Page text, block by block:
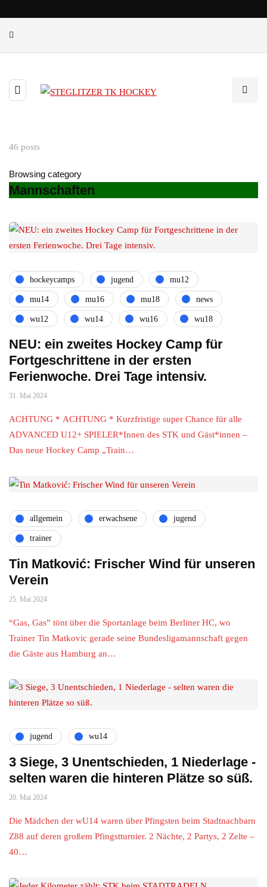
46 posts
Browsing category
Mannschaften
hockeycamps jugend mu12
mu14 mu16 mu18 news
wu12 wu14 wu16 wu18
NEU: ein zweites Hockey Camp für
Fortgeschrittene in der ersten
Ferienwoche. Drei Tage intensiv.
31. Mai 2024
ACHTUNG * ACHTUNG * Kurzfristige super Chance für alle
ADVANCED U12+ SPIELER*Innen des STK und Gäst*innen –
Das neue Hockey Camp „Train…
allgemein erwachsene jugend
trainer
Tin Matković: Frischer Wind für unseren
Verein
25. Mai 2024
“Gas, Gas” tönt über die Sportanlage beim Berliner HC, wo
Trainer Tin Matkovic gerade seine Bundesligamannschaft gegen
die Gäste aus Hamburg an…
jugend wu14
3 Siege, 3 Unentschieden, 1 Niederlage -
selten waren die hinteren Plätze so süß.
20. Mai 2024
Die Mädchen der wU14 waren über Pfingsten beim Stadtnachbarn
Z88 auf deren großem Pfingstturnier. 2 Nächte, 2 Partys, 2 Zelte –
40…